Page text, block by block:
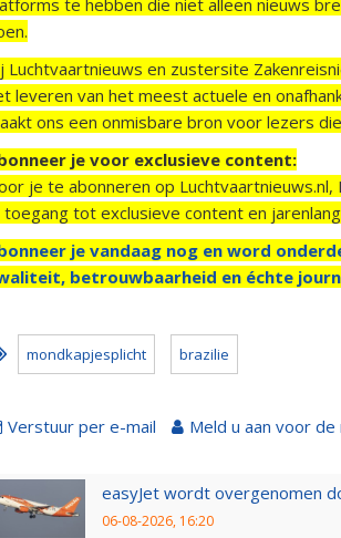
Luchtvaartnieuws en zustersite
leveren van het meest actuele en
ons een onmisbare bron voor lezers
je voor exclusieve content:
je te abonneren op
toegang tot exclusieve content en
je vandaag nog en word
betrouwbaarheid en échte
mondkapjesplicht brazilie
Verstuur per e-mail Meld u aan voor
easyJet wordt overgenomen
06-08-2026, 16:20